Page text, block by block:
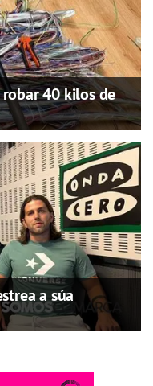
40 kilos de
a súa